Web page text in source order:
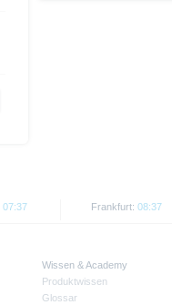
07:37 Frankfurt: 08:37
Wissen & Academy
Produktwissen
Glossar